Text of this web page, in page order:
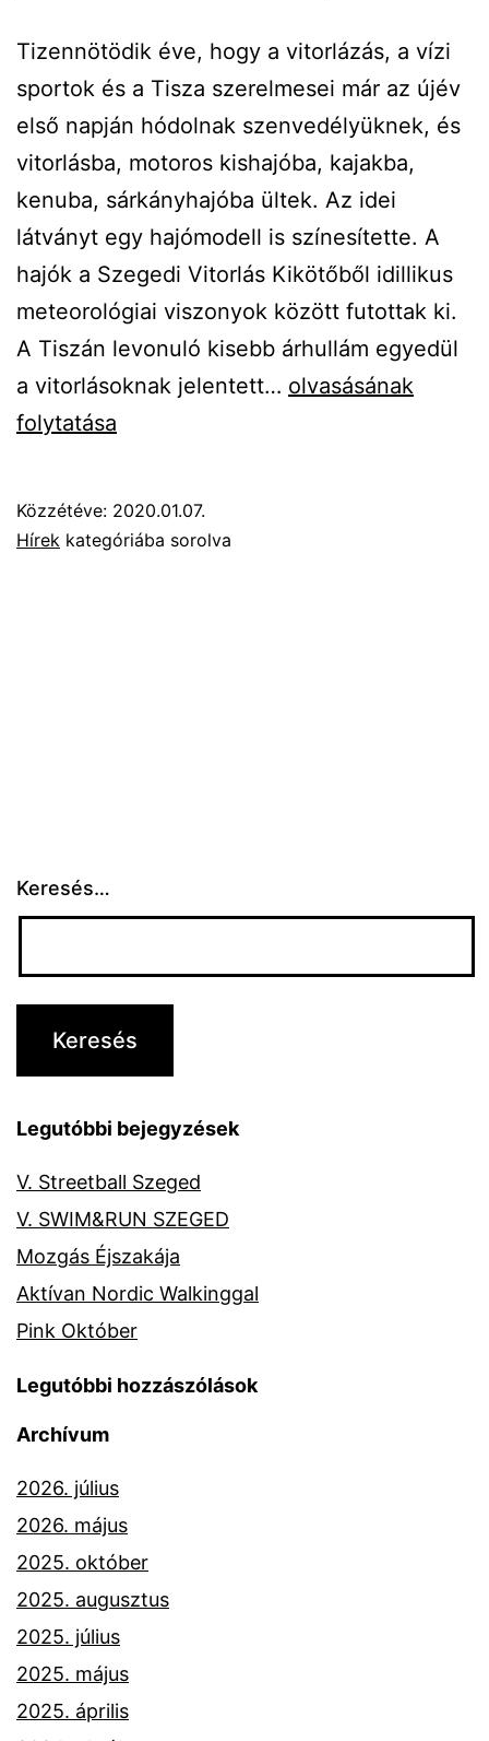
Tizennötödik éve, hogy a vitorlázás, a vízi
sportok és a Tisza szerelmesei már az újév
első napján hódolnak szenvedélyüknek, és
vitorlásba, motoros kishajóba, kajakba,
kenuba, sárkányhajóba ültek. Az idei
látványt egy hajómodell is színesítette. A
hajók a Szegedi Vitorlás Kikötőből idillikus
meteorológiai viszonyok között futottak ki.
A Tiszán levonuló kisebb árhullám egyedül
a vitorlásoknak jelentett… A
olvasásának
folytatása
Közzétéve: 2020.01.07.
Hírek kategóriába sorolva
Keresés…
Legutóbbi bejegyzések
V. Streetball Szeged
V. SWIM&RUN SZEGED
Mozgás Éjszakája
Aktívan Nordic Walkinggal
Pink Október
Legutóbbi hozzászólások
Archívum
2026. július
2026. május
2025. október
2025. augusztus
2025. július
2025. május
2025. április